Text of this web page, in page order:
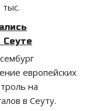
Сеуте
европейских
на
в Сеуту.